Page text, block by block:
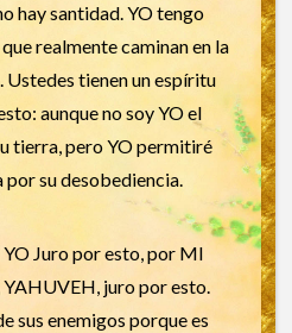
hay santidad. YO tengo
realmente caminan en la
Ustedes tienen un espíritu
aunque no soy YO el
tierra, pero YO permitiré
por su desobediencia.
Juro por esto, por MI
juro por esto.
sus enemigos porque es